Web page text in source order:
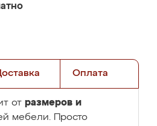
Оплата
от размеров и
мебели. Просто